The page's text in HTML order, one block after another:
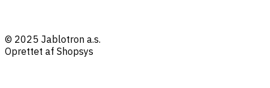
© 2025 Jablotron a.s.
Oprettet af Shopsys